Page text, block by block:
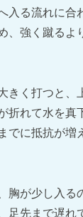
入る流れに合
、強く蹴るよ
きく打つと、
折れて水を真
でに抵抗が増
胸が少し入る
足先まで遅れ